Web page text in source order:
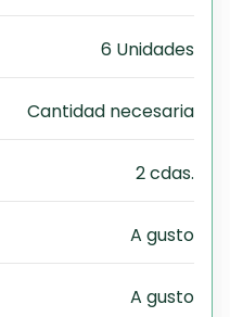
6 Unidades
Cantidad necesaria
2 cdas.
A gusto
A gusto